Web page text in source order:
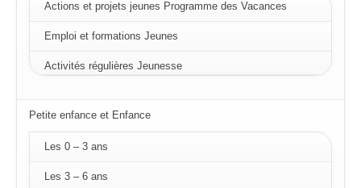
Actions et projets jeunes Programme des Vacances
Emploi et formations Jeunes
Activités régulières Jeunesse
Petite enfance et Enfance
Les 0 – 3 ans
Les 3 – 6 ans